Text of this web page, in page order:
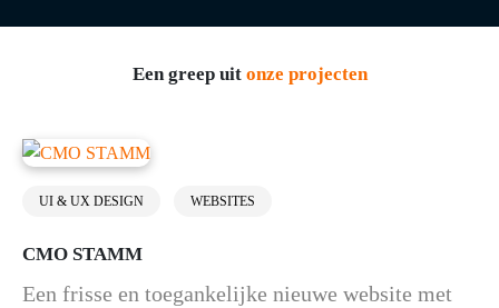
Een greep uit onze projecten
UI & UX DESIGN WEBSITES
CMO STAMM
Een frisse en toegankelijke nieuwe website met